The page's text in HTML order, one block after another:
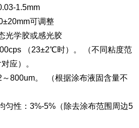
1.5mm
可调整
光学胶或感光胶
（23±2℃时）。 （不同粘度范
对应）。
800um。 （根据涂布液固含量不
匀性：3%-5%（除去涂布范围周边5